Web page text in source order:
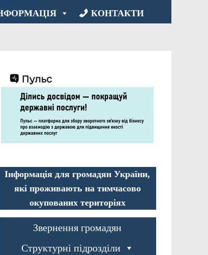
КОНТАКТИ
Інформація для громадян України,
які проживають на тимчасово
окупованих територіях
Звернення громадян
Структурні підрозділи